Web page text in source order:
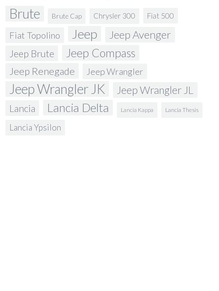
Brute Brute Cap Chrysler 300 Fiat 500
Fiat Topolino Jeep Jeep Avenger
Jeep Brute Jeep Compass
Jeep Renegade Jeep Wrangler
Jeep Wrangler JK Jeep Wrangler JL
Lancia Lancia Delta Lancia Kappa Lancia Thesis
Lancia Ypsilon